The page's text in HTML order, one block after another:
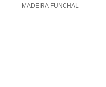
MADEIRA FUNCHAL